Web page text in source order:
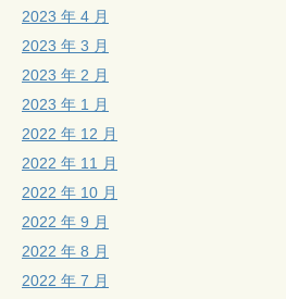
2023 年 4 月
2023 年 3 月
2023 年 2 月
2023 年 1 月
2022 年 12 月
2022 年 11 月
2022 年 10 月
2022 年 9 月
2022 年 8 月
2022 年 7 月